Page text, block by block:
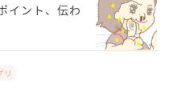
イント、伝わ
リ